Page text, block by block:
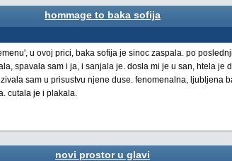
hommage to baka sofija
u ovoj prici, baka sofija je sinoc zaspala. po
spavala sam i ja, i sanjala je. dosla mi je u san, htela je
sam u prisustvu njene duse. fenomenalna, ljubljena
cutala je i plakala.
novi prostor u glavi